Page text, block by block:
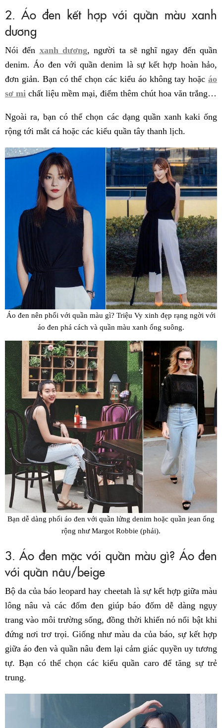
2. Áo đen kết hợp với quần màu xanh
dương
Nói đến xanh dương, người ta sẽ nghĩ ngay đến quần
denim. Áo đen với quần denim là sự kết hợp hoàn hảo,
đơn giản. Bạn có thể chọn các kiểu áo không tay hoặc áo
sơ mi chất liệu mềm mại, điểm thêm chút hoa văn trắng…
Ngoài ra, bạn có thể chọn các dạng quần xanh kaki ống
rộng tới mắt cá hoặc các kiểu quần tây thanh lịch.
Áo đen nên phối với quần màu gì? Triệu Vy xinh đẹp rạng ngời với
áo đen phá cách và quần màu xanh ống suông.
Bạn dễ dàng phối áo đen với quần lửng denim hoặc quần jean ống
rộng như Margot Robbie (phải).
3. Áo đen mặc với quần màu gì? Áo đen
với quần nâu/beige
Bộ da của báo leopard hay cheetah là sự kết hợp giữa màu
lông nâu và các đốm đen giúp báo đốm dễ dàng ngụy
trang vào môi trường sống, đồng thời khiến nó nổi bật khi
đứng nơi trơ trọi. Giống như màu da của báo, sự kết hợp
giữa áo đen và quần nâu đem lại cảm giác quyền uy tương
tự. Bạn có thể chọn các kiểu quần caro để tăng sự trẻ
trung.